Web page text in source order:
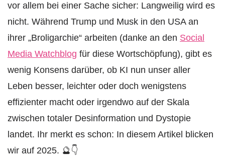
vor allem bei einer Sache sicher: Langweilig wird es
nicht. Während Trump und Musk in den USA an
ihrer „Broligarchie“ arbeiten (danke an den Social
Media Watchblog für diese Wortschöpfung), gibt es
wenig Konsens darüber, ob KI nun unser aller
Leben besser, leichter oder doch wenigstens
effizienter macht oder irgendwo auf der Skala
zwischen totaler Desinformation und Dystopie
landet. Ihr merkt es schon: In diesem Artikel blicken
wir auf 2025. 🔮👇